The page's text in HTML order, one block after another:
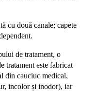
cu două canale; capete
de tratament, o
tratament este fabricat
din cauciuc medical,
incolor și inodor), iar